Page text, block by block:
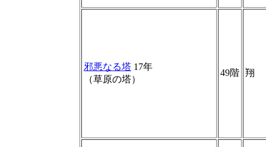
邪悪なる塔 17年
（草原の塔）
49階 翔